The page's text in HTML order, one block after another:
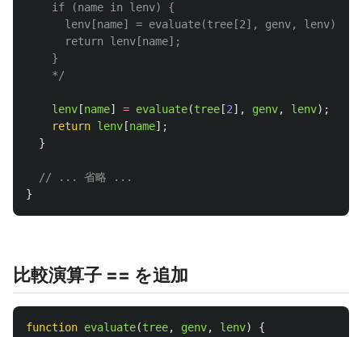
    if (name in lenv) {
      lenv[name] = evaluate(tree[2], genv, lenv);
      return lenv[name];
    }
    */
lenv [name] = evaluate(tree [2], genv, lenv);
return lenv [name];
}
// ... 省略 ...
}
比較演算子 == を追加
function evaluate(tree, genv, lenv)
{